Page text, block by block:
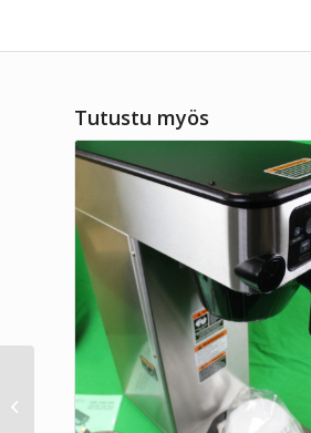
Tutustu myös
Termoskahvinkeitin
Coffee Queen Termos